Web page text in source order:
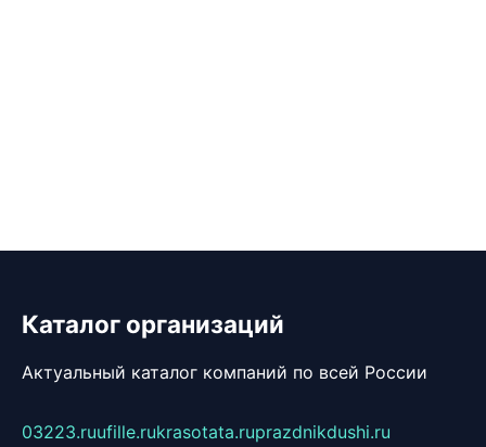
Каталог организаций
Актуальный каталог компаний по всей России
03223.ruufille.rukrasotata.ruprazdnikdushi.ru